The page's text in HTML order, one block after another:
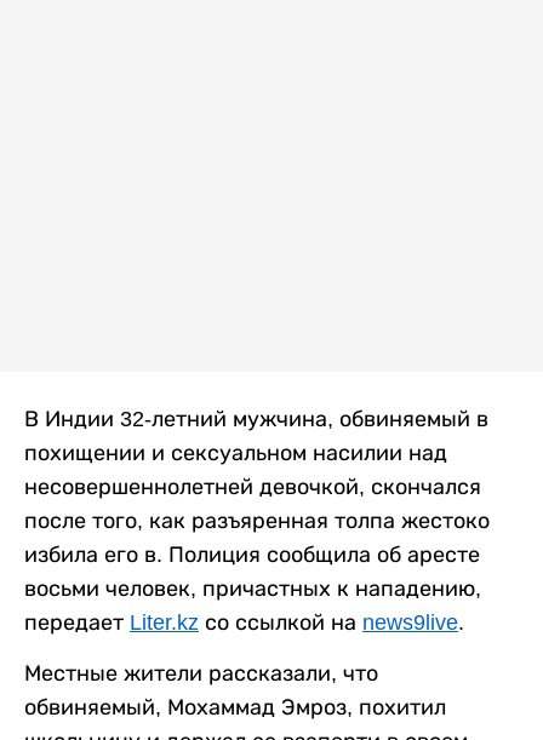
В Индии 32-летний мужчина, обвиняемый в
похищении и сексуальном насилии над
несовершеннолетней девочкой, скончался
после того, как разъяренная толпа жестоко
избила его в. Полиция сообщила об аресте
восьми человек, причастных к нападению,
передает Liter.kz со ссылкой на news9live.
Местные жители рассказали, что
обвиняемый, Мохаммад Эмроз, похитил